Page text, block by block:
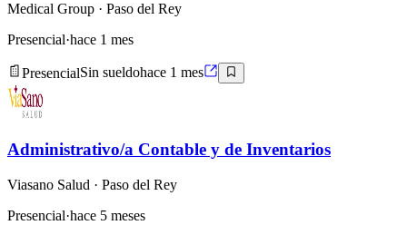
Medical Group · Paso del Rey
Presencial·hace 1 mes
PresencialSin sueldohace 1 mes
Administrativo/a Contable y de Inventarios
Viasano Salud · Paso del Rey
Presencial·hace 5 meses